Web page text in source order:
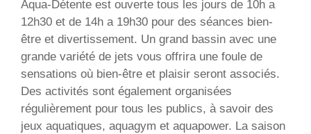
Aqua-Détente est ouverte tous les jours de 10h a
12h30 et de 14h a 19h30 pour des séances bien-
être et divertissement. Un grand bassin avec une
grande variété de jets vous offrira une foule de
sensations où bien-être et plaisir seront associés.
Des activités sont également organisées
régulièrement pour tous les publics, à savoir des
jeux aquatiques, aquagym et aquapower. La saison